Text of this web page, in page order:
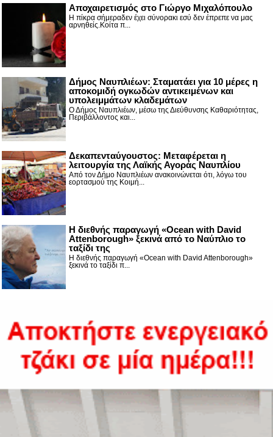
Αποχαιρετισμός στο Γιώργο Μιχαλόπουλο
Η πίκρα σήμεραδεν έχει σύνορακι εσύ δεν έπρεπε να μας
αρνηθείς.Κοίτα π...
Δήμος Ναυπλιέων: Σταματάει για 10 μέρες η
αποκομιδή ογκωδών αντικειμένων και
υπολειμμάτων κλαδεμάτων
Ο Δήμος Ναυπλιέων, μέσω της Διεύθυνσης Καθαριότητας,
Περιβάλλοντος και...
Δεκαπενταύγουστος: Μεταφέρεται η
λειτουργία της Λαϊκής Αγοράς Ναυπλίου
Από τον Δήμο Ναυπλιέων ανακοινώνεται ότι, λόγω του
εορτασμού της Κοιμή...
Η διεθνής παραγωγή «Ocean with David
Attenborough» ξεκινά από το Ναύπλιο το
ταξίδι της
Η διεθνής παραγωγή «Ocean with David Attenborough»
ξεκινά το ταξίδι π...